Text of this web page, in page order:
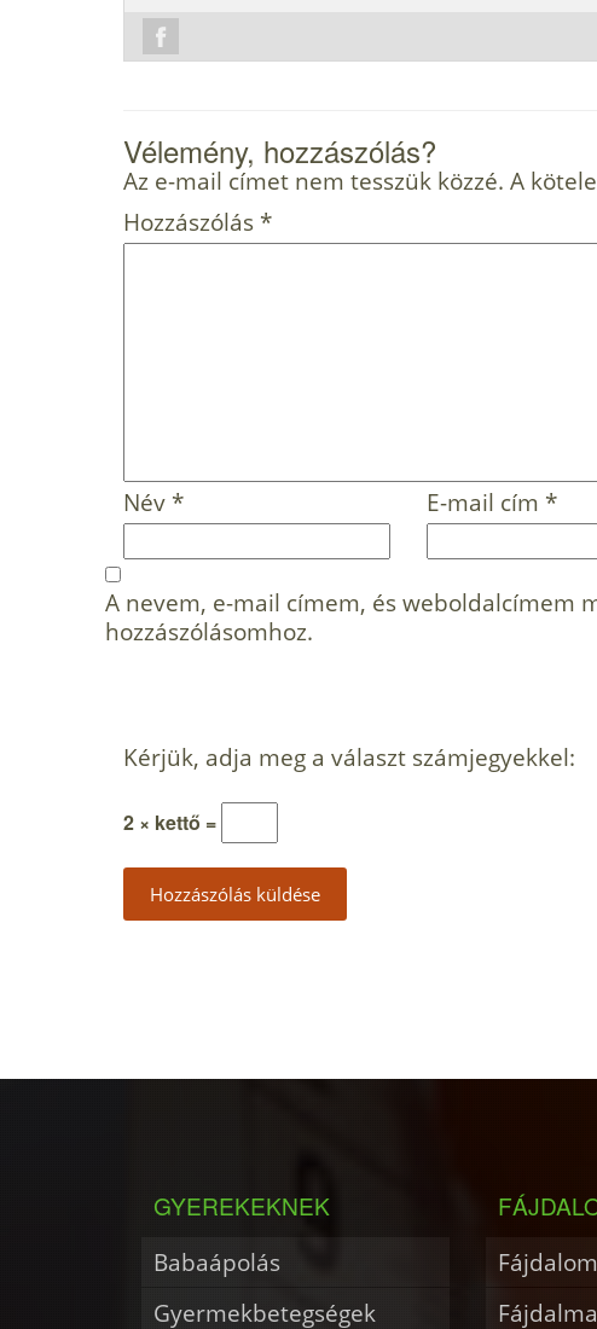
Vélemény, hozzászólás?
Az e-mail címet nem tesszük közzé. A
Hozzászólás *
Név * E-mail cím *
A nevem, e-mail címem, és weboldalcímem
hozzászólásomhoz.
Kérjük, adja meg a választ számjegyekkel:
2 × kettő =
GYEREKEKNEK
Babaápolás
Gyermekbetegségek